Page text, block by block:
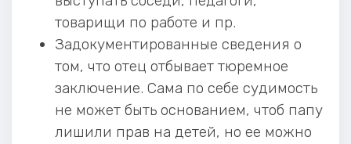
товарищи по работе и пр.
Задокументированные сведения о
том, что отец отбывает тюремное
заключение. Сама по себе судимость
не может быть основанием, чтоб папу
лишили прав на детей, но ее можно